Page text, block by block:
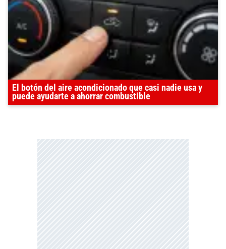
El botón del aire acondicionado que casi nadie usa y
puede ayudarte a ahorrar combustible